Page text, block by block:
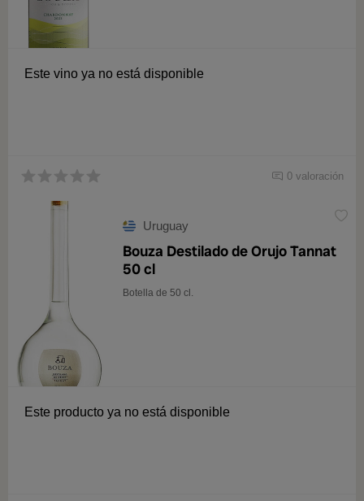
Este vino ya no está disponible
0 valoración
Uruguay
Bouza Destilado de Orujo Tannat
50 cl
Botella de 50 cl.
Este producto ya no está disponible